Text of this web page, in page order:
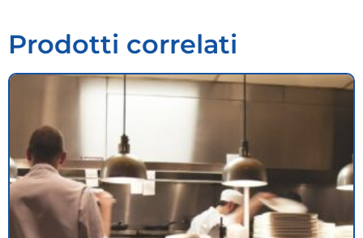
Prodotti correlati